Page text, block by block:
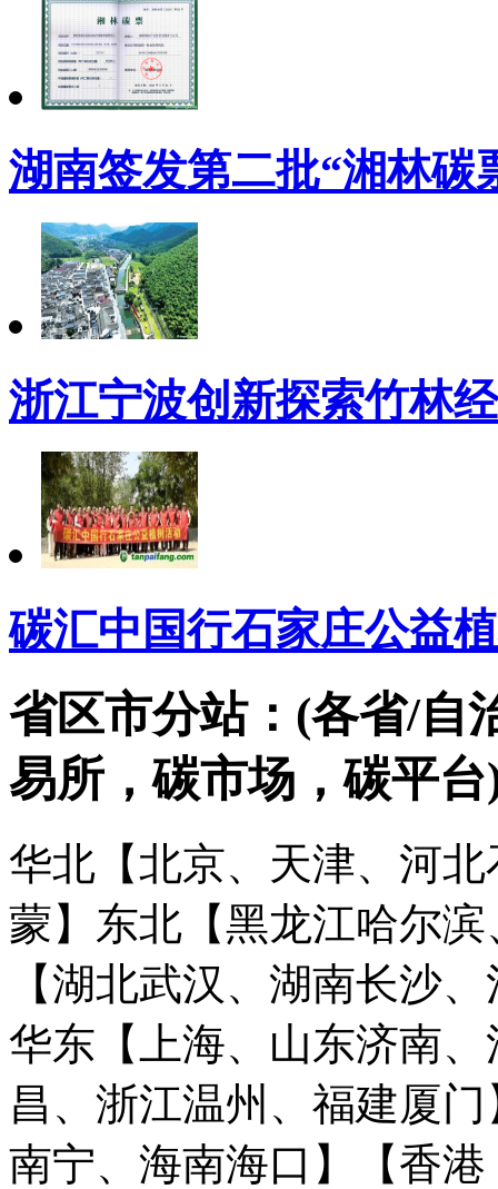
湖南签发第二批“湘林碳
浙江宁波创新探索竹林
碳汇中国行石家庄公益
省区市分站：(各省/自
易所，碳市场，碳平台
华北【北京、天津、河
蒙】 东北【黑龙江哈尔
【湖北武汉、湖南长沙
华东【上海、山东济南
昌、浙江温州、福建厦门
南宁、海南海口】
【香